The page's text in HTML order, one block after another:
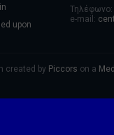
upon
Τηλέφωνο:
e-mail:
created by Piccors on a